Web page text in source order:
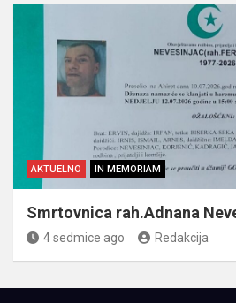
AKTUELNO IN MEMORIAM
Smrtovnica rah.Adnana
4 sedmice ago Redakcija